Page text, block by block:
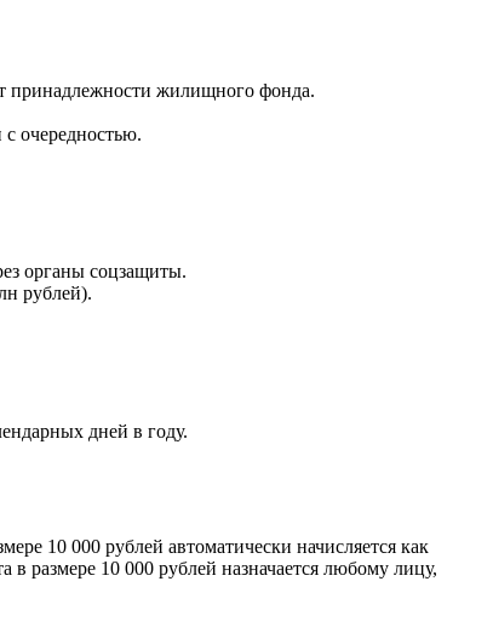
принадлежности жилищного фонда.
очередностью.
органы соцзащиты.
рублей).
дней в году.
10 000 рублей автоматически начисляется как
размере 10 000 рублей назначается любому лицу,